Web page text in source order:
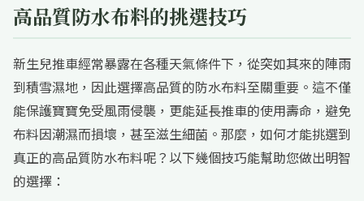
高品質防水布料的挑選技巧
新生兒推車經常暴露在各種天氣條件下，從突如其來的陣雨
到積雪濕地，因此選擇高品質的防水布料至關重要。這不僅
能保護寶寶免受風雨侵襲，更能延長推車的使用壽命，避免
布料因潮濕而損壞，甚至滋生細菌。那麼，如何才能挑選到
真正的高品質防水布料呢？以下幾個技巧能幫助您做出明智
的選擇：